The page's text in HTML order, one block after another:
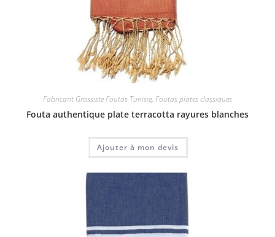
Fabricant Grossiste Foutas Tunisie, Foutas plates classiques
Fouta authentique plate terracotta rayures blanches
Ajouter à mon devis